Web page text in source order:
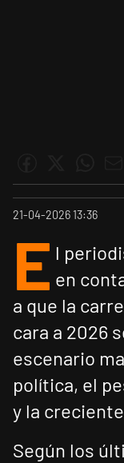
21-04-2026 13:36
E l
en
a que la
cara a 2026
escenario
política, el
y la
Según los